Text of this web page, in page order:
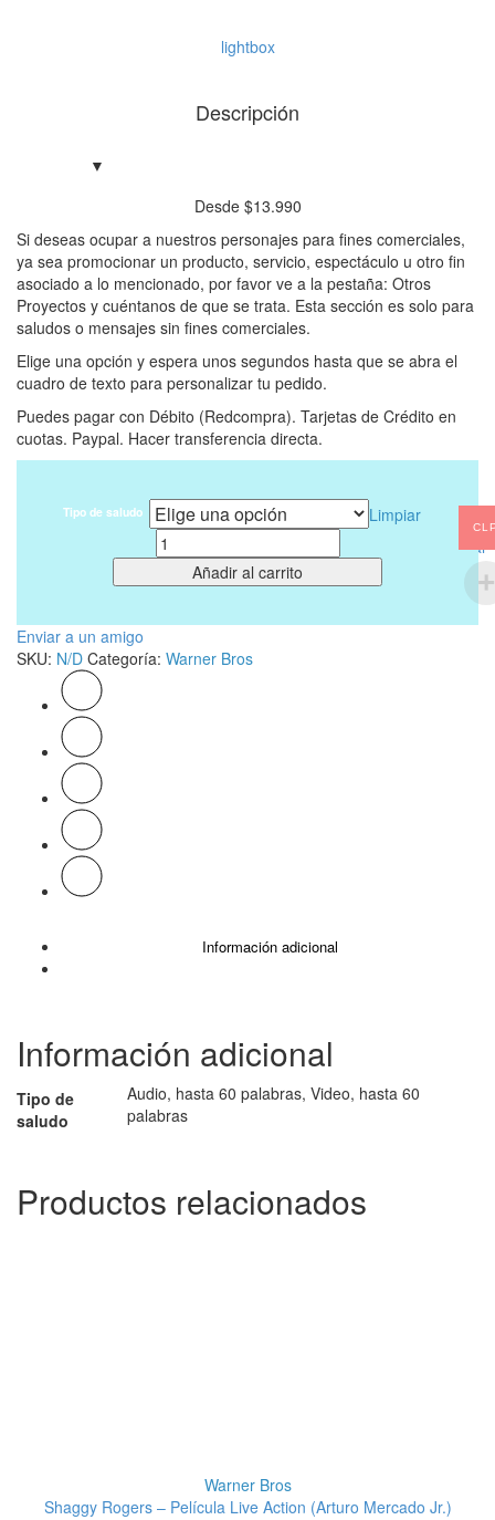
0
Buscar
lightbox
Descripción
Desde $13.990
Si deseas ocupar a nuestros personajes para fines comerciales,
ya sea promocionar un producto, servicio, espectáculo u otro fin
asociado a lo mencionado, por favor ve a la pestaña: Otros
Proyectos y cuéntanos de que se trata. Esta sección es solo para
saludos o mensajes sin fines comerciales.
Elige una opción y espera unos segundos hasta que se abra el
cuadro de texto para personalizar tu pedido.
Puedes pagar con Débito (Redcompra). Tarjetas de Crédito en
cuotas. Paypal. Hacer transferencia directa.
Tipo de saludo
Limpiar
Cantidad
Añadir al carrito
Enviar a un amigo
SKU: N/D Categoría: Warner Bros
Información adicional
Información adicional
Tipo de
saludo
Audio, hasta 60 palabras, Video, hasta 60
palabras
Productos relacionados
Warner Bros
Shaggy Rogers – Película Live Action (Arturo Mercado Jr.)